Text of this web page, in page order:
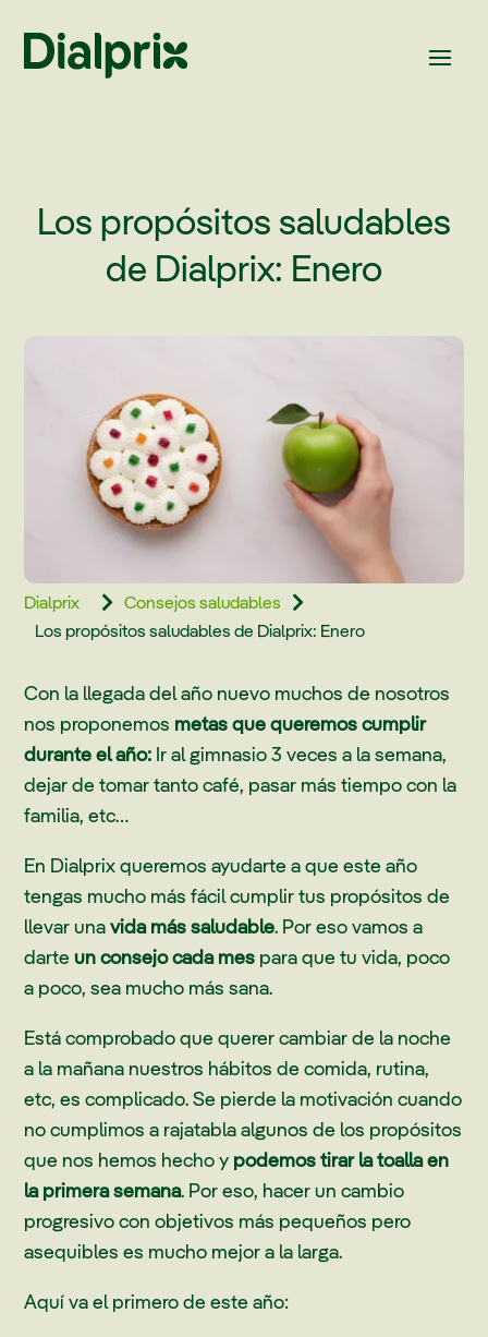
Los propósitos saludables
de Dialprix: Enero
Dialprix  Consejos saludables 
Los propósitos saludables de Dialprix: Enero
Con la llegada del año nuevo muchos de nosotros
nos proponemos metas que queremos cumplir
durante el año: Ir al gimnasio 3 veces a la semana,
dejar de tomar tanto café, pasar más tiempo con la
familia, etc…
En Dialprix queremos ayudarte a que este año
tengas mucho más fácil cumplir tus propósitos de
llevar unavida más saludable. Por eso vamos a
darte un consejo cada mes para que tu vida, poco
a poco, sea mucho más sana.
Está comprobado que querer cambiar de la noche
a la mañana nuestros hábitos de comida, rutina,
etc, es complicado. Se pierde la motivación cuando
no cumplimos a rajatabla algunos de los propósitos
que nos hemos hecho y podemos tirar la toalla en
la primera semana. Por eso, hacer un cambio
progresivo con objetivos más pequeños pero
asequibles es mucho mejor a la larga.
Aquí va el primero de este año: